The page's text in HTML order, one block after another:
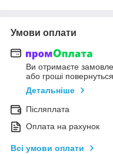
Умови оплати
Ви отримаєте
або гроші
Детальніше
Післяплата
Оплата на рахунок
Всі умови оплати